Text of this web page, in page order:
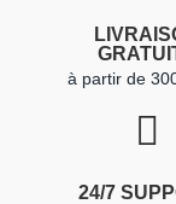
à partir de
24/7